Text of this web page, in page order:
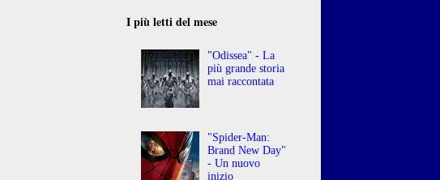
I più letti del mese
"Odissea" - La
più grande storia
mai raccontata
"Spider-Man:
Brand New Day"
- Un nuovo
inizio